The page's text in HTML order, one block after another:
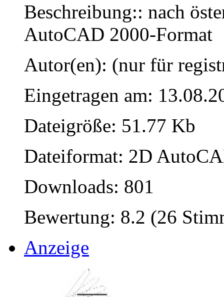
Beschreibung:: nach
AutoCAD 2000-Format
Autor(en): (nur für
Eingetragen am:
Dateigröße: 51.77 Kb
Dateiformat: 2D
Downloads: 801
Bewertung: 8.2 (26
Anzeige